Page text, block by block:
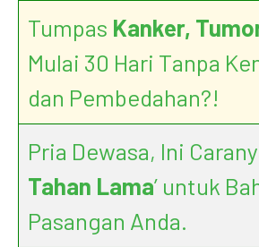
Tumpas Kanker,
Mulai 30 Hari Tanpa
dan Pembedahan?!
Pria Dewasa, Ini
Tahan Lama’ untuk
Pasangan Anda.